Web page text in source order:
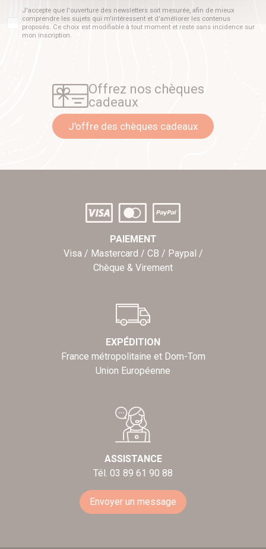
J'accepte que l'ouverture des newsletters soit mesurée, afin de mieux
comprendre les sujets qui m'intéressent et d'améliorer les contenus
proposés. Ce choix est modifiable à tout moment et reste sans incidence sur
mon inscription.
Offrez nos chèques
cadeaux
J'offre des chèques cadeaux
PAIEMENT
Visa / Mastercard / CB / Paypal /
Chèque & Virement
EXPÉDITION
France métropolitaine et Dom-Tom
Union Européenne
ASSISTANCE
Tél. 03 89 61 90 88
Envoyer un message